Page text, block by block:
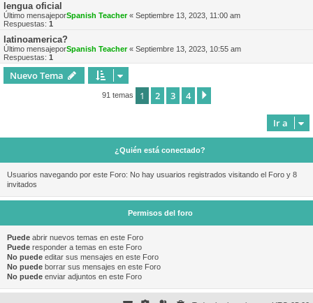
lengua oficial
Último mensajeporSpanish Teacher« Septiembre 13, 2023, 11:00 am
Respuestas: 1
latinoamerica?
Último mensajeporSpanish Teacher« Septiembre 13, 2023, 10:55 am
Respuestas: 1
Nuevo Tema
91 temas 1 2 3 4
Ir a
¿Quién está conectado?
Usuarios navegando por este Foro: No hay usuarios registrados visitando el Foro y 8
invitados
Permisos del foro
Puede abrir nuevos temas en este Foro
Puede responder a temas en este Foro
No puede editar sus mensajes en este Foro
No puede borrar sus mensajes en este Foro
No puede enviar adjuntos en este Foro